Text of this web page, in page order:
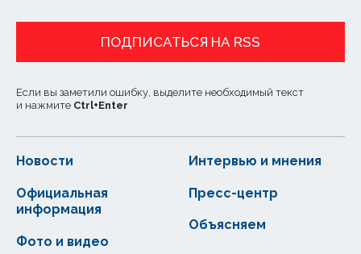
ПОДПИСАТЬСЯ НА RSS
Если вы заметили ошибку, выделите необходимый текст
и нажмите Ctrl+Enter
Новости
Официальная
информация
Интервью и мнения
Фото и видео
Пресс-центр
Объясняем